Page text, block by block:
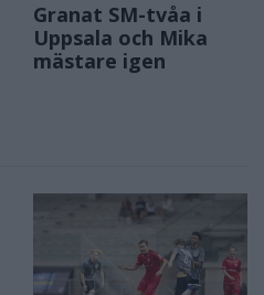
Granat SM-tvåa i
Uppsala och Mika
mästare igen